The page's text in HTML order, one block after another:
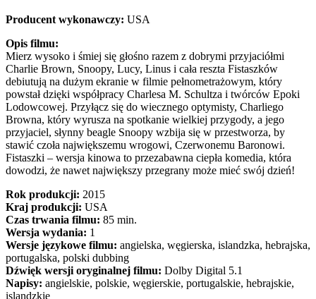
Producent wykonawczy: USA
Opis filmu:
Mierz wysoko i śmiej się głośno razem z dobrymi przyjaciółmi
Charlie Brown, Snoopy, Lucy, Linus i cała reszta Fistaszków
debiutują na dużym ekranie w filmie pełnometrażowym, który
powstał dzięki współpracy Charlesa M. Schultza i twórców Epoki
Lodowcowej. Przyłącz się do wiecznego optymisty, Charliego
Browna, który wyrusza na spotkanie wielkiej przygody, a jego
przyjaciel, słynny beagle Snoopy wzbija się w przestworza, by
stawić czoła największemu wrogowi, Czerwonemu Baronowi.
Fistaszki – wersja kinowa to przezabawna ciepła komedia, która
dowodzi, że nawet największy przegrany może mieć swój dzień!
Rok produkcji: 2015
Kraj produkcji: USA
Czas trwania filmu: 85 min.
Wersja wydania: 1
Wersje językowe filmu: angielska, węgierska, islandzka, hebrajska,
portugalska, polski dubbing
Dźwięk wersji oryginalnej filmu: Dolby Digital 5.1
Napisy: angielskie, polskie, węgierskie, portugalskie, hebrajskie,
islandzkie